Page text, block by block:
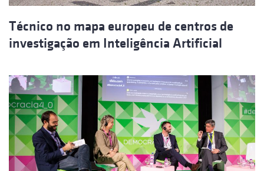
Técnico no mapa europeu de centros de
investigação em Inteligência Artificial